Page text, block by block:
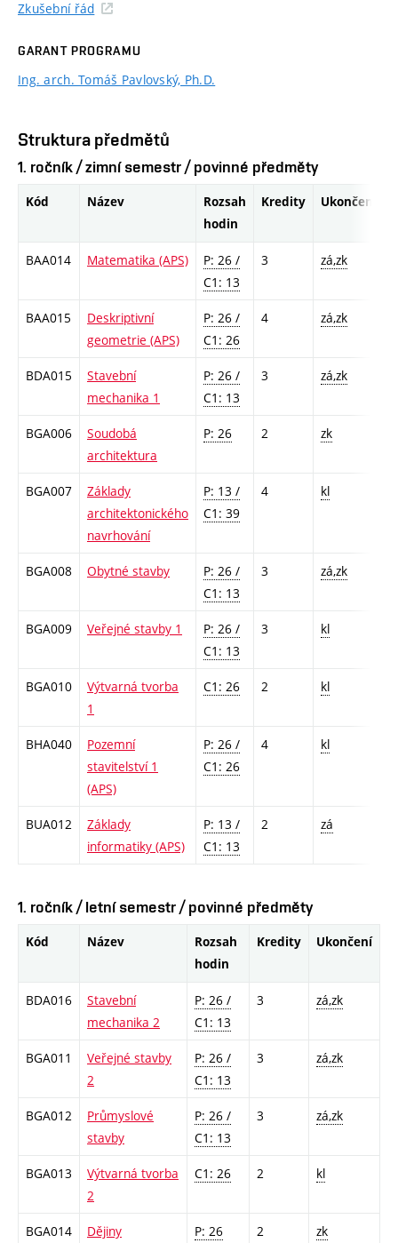
Zkušební řád
GARANT PROGRAMU
Ing. arch. Tomáš Pavlovský, Ph.D.
Struktura předmětů
1. ročník / zimní semestr / povinné předměty
Kód Název
Rozsah
hodin
Kredity Ukončení
BAA014 Matematika (APS)
P: 26 /
C1: 13
3 zá,zk
BAA015
Deskriptivní
geometrie (APS)
P: 26 /
C1: 26
4 zá,zk
BDA015
Stavební
mechanika 1
P: 26 /
C1: 13
3 zá,zk
BGA006
Soudobá
architektura
P: 26 2 zk
BGA007
Základy
architektonického
navrhování
P: 13 /
C1: 39
4 kl
BGA008 Obytné stavby
P: 26 /
C1: 13
3 zá,zk
BGA009 Veřejné stavby 1
P: 26 /
C1: 13
3 kl
BGA010
Výtvarná tvorba
1
C1: 26 2 kl
BHA040
Pozemní
stavitelství 1
(APS)
P: 26 /
C1: 26
4 kl
BUA012
Základy
informatiky (APS)
P: 13 /
C1: 13
2 zá
1. ročník / letní semestr / povinné předměty
Kód Název
Rozsah
hodin
Kredity Ukončení
BDA016
Stavební
mechanika 2
P: 26 /
C1: 13
3 zá,zk
BGA011
Veřejné stavby
2
P: 26 /
C1: 13
3 zá,zk
BGA012
Průmyslové
stavby
P: 26 /
C1: 13
3 zá,zk
BGA013
Výtvarná tvorba
2
C1: 26 2 kl
BGA014
Dějiny
P: 26 2 zk